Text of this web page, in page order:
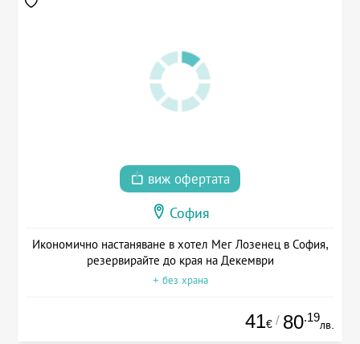
виж офертата
София
Икономично настаняване в хотел Мег Лозенец в София,
резервирайте до края на Декември
+ без храна
41€ / 80.19
лв.